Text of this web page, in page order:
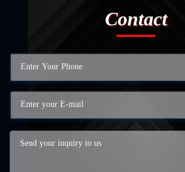
Contact